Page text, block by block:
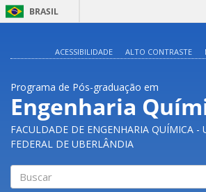
BRASIL
ACESSIBILIDADE
ALTO CONTRASTE
Programa de Pós-graduação em
Engenharia
FACULDADE DE ENGENHARIA QUÍMICA -
FEDERAL DE UBERLÂNDIA